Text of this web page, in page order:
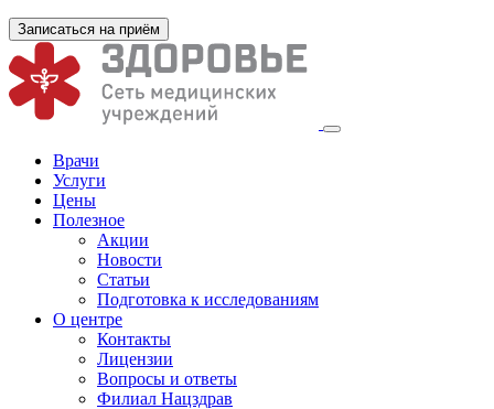
Записаться на приём
Врачи
Услуги
Цены
Полезное
Акции
Новости
Статьи
Подготовка к исследованиям
О центре
Контакты
Лицензии
Вопросы и ответы
Филиал Нацздрав